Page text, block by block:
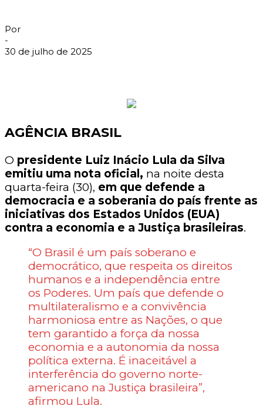
Por
-
30 de julho de 2025
AGÊNCIA BRASIL
O presidente Luiz Inácio Lula da Silva
emitiu uma nota oficial, na noite desta
quarta-feira (30), em que defende a
democracia e a soberania do país frente as
iniciativas dos Estados Unidos (EUA)
contra a economia e a Justiça brasileiras.
“O Brasil é um país soberano e
democrático, que respeita os direitos
humanos e a independência entre
os Poderes. Um país que defende o
multilateralismo e a convivência
harmoniosa entre as Nações, o que
tem garantido a força da nossa
economia e a autonomia da nossa
política externa. É inaceitável a
interferência do governo norte-
americano na Justiça brasileira”,
afirmou Lula.